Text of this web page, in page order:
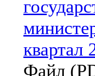
квартал
Файл